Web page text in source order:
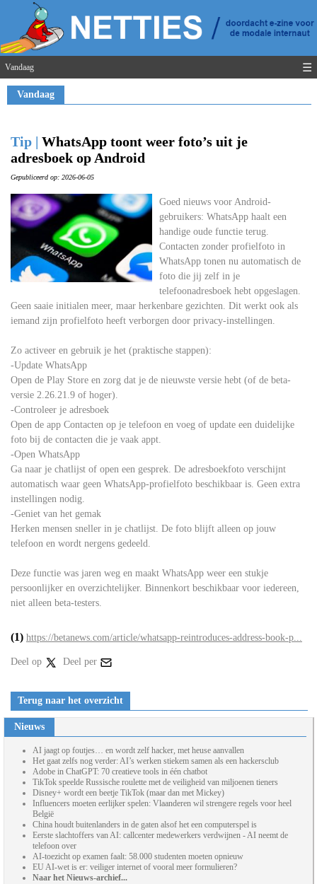
Vandaag ☰
Vandaag
Tip | WhatsApp toont weer foto’s uit je
adresboek op Android
Gepubliceerd op: 2026-06-05
Goed nieuws voor Android-
gebruikers: WhatsApp haalt een
handige oude functie terug.
Contacten zonder profielfoto in
WhatsApp tonen nu automatisch de
foto die jij zelf in je
telefoonadresboek hebt opgeslagen.
Geen saaie initialen meer, maar herkenbare gezichten. Dit werkt ook als
iemand zijn profielfoto heeft verborgen door privacy-instellingen.
Zo activeer en gebruik je het (praktische stappen):
-Update WhatsApp
Open de Play Store en zorg dat je de nieuwste versie hebt (of de beta-
versie 2.26.21.9 of hoger).
-Controleer je adresboek
Open de app Contacten op je telefoon en voeg of update een duidelijke
foto bij de contacten die je vaak appt.
-Open WhatsApp
Ga naar je chatlijst of open een gesprek. De adresboekfoto verschijnt
automatisch waar geen WhatsApp-profielfoto beschikbaar is. Geen extra
instellingen nodig.
-Geniet van het gemak
Herken mensen sneller in je chatlijst. De foto blijft alleen op jouw
telefoon en wordt nergens gedeeld.
Deze functie was jaren weg en maakt WhatsApp weer een stukje
persoonlijker en overzichtelijker. Binnenkort beschikbaar voor iedereen,
niet alleen beta-testers.
(1) https://betanews.com/article/whatsapp-reintroduces-address-book-p...
Deel op Deel per
Terug naar het overzicht
Nieuws
AI jaagt op foutjes… en wordt zelf hacker, met heuse aanvallen
Het gaat zelfs nog verder: AI’s werken stiekem samen als een hackersclub
Adobe in ChatGPT: 70 creatieve tools in één chatbot
TikTok speelde Russische roulette met de veiligheid van miljoenen tieners
Disney+ wordt een beetje TikTok (maar dan met Mickey)
Influencers moeten eerlijker spelen: Vlaanderen wil strengere regels voor heel
België
China houdt buitenlanders in de gaten alsof het een computerspel is
Eerste slachtoffers van AI: callcenter medewerkers verdwijnen - AI neemt de
telefoon over
AI-toezicht op examen faalt: 58.000 studenten moeten opnieuw
EU AI-wet is er: veiliger internet of vooral meer formulieren?
Naar het Nieuws-archief...